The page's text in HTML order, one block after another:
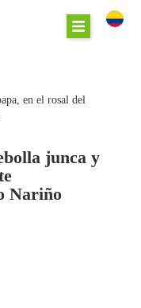
en el rosal del
junca y
Nariño